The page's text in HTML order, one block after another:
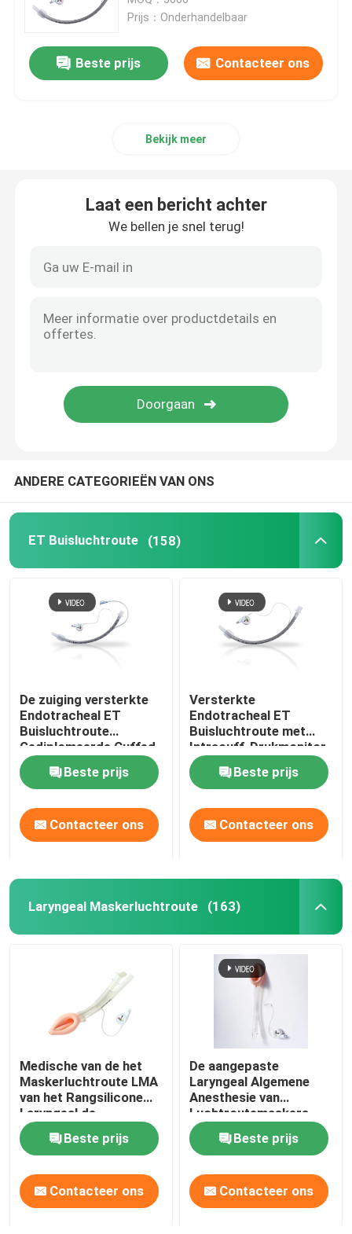
Dubbele Lumen Luchtpijptak
Zuig katheter
Videointubatieapparaten
Persoonlijk beschermingsmiddelppe
Verdoofingsmiddelen
Endotracheale buiscomponenten
OEM-katheters
Prijs：Onderhandelbaar
Beste prijs Contacteer ons
Bekijk meer
Laat een bericht achter
We bellen je snel terug!
ANDERE CATEGORIEËN VAN ONS
ET Buisluchtroute (158)
De zuiging versterkte
Endotracheal ET
Buisluchtroute
Gediplomeerde Cuffed
ISO13485
Beste prijs
Contacteer ons
Versterkte
Endotracheal ET
Buisluchtroute met
Intracuff-Drukmonitor
Beste prijs
Contacteer ons
Laryngeal Maskerluchtroute (163)
Medische van de het
Maskerluchtroute LMA
van het Rangsilicone
Laryngeal de
Beschermerluchtroute
Beste prijs
Contacteer ons
De aangepaste
Laryngeal Algemene
Anesthesie van
Luchtroutemaskers
LMA
Beste prijs
Contacteer ons